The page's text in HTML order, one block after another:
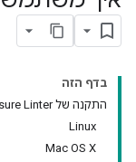
בדף הזה
התקנה של Closure Linter
Linux
Mac OS X